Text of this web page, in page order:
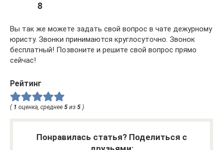
8
Вы так же можете задать свой вопрос в чате дежурному
юристу. Звонки принимаются круглосуточно. Звонок
бесплатный! Позвоните и решите свой вопрос прямо
сейчас!
Рейтинг
( 1 оценка, среднее 5 из 5 )
Понравилась статья? Поделиться с